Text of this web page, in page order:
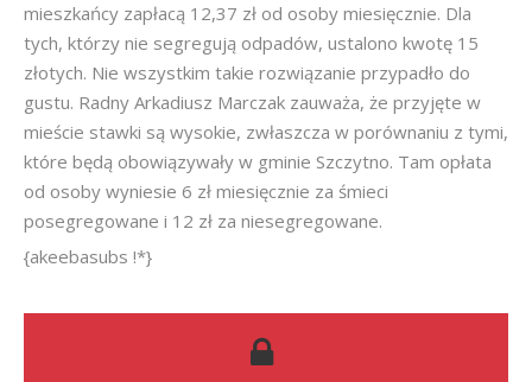
mieszkańcy zapłacą 12,37 zł od osoby miesięcznie. Dla
tych, którzy nie segregują odpadów, ustalono kwotę 15
złotych. Nie wszystkim takie rozwiązanie przypadło do
gustu. Radny Arkadiusz Marczak zauważa, że przyjęte w
mieście stawki są wysokie, zwłaszcza w porównaniu z tymi,
które będą obowiązywały w gminie Szczytno. Tam opłata
od osoby wyniesie 6 zł miesięcznie za śmieci
posegregowane i 12 zł za niesegregowane.
{akeebasubs !*}